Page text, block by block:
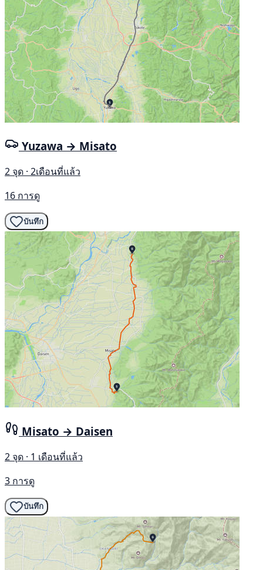
Yuzawa → Misato
2 จุด · 2เดือนที่แล้ว
16 การดู
บันทึก
Misato → Daisen
2 จุด · 1 เดือนที่แล้ว
3 การดู
บันทึก